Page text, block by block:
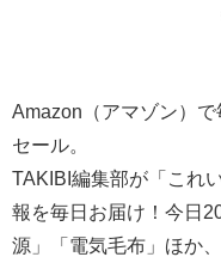
Amazon（アマゾン）
セール。
TAKIBI編集部が「これ
報を毎日お届け！今日
源」「電気毛布」ほか